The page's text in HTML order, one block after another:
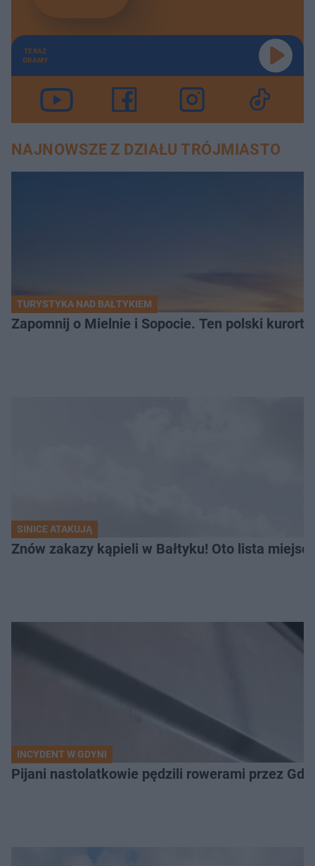
TERAZ
GRAMY
NAJNOWSZE Z DZIAŁU TRÓJMIASTO
TURYSTYKA NAD BAŁTYKIEM
Zapomnij o Mielnie i Sopocie. Ten polski kurort
SINICE ATAKUJĄ
Znów zakazy kąpieli w Bałtyku! Oto lista miejsc
INCYDENT W GDYNI
Pijani nastolatkowie pędzili rowerami przez